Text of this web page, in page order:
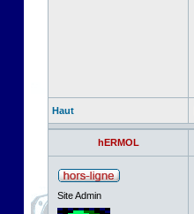
Haut
hERMOL
Site Admin